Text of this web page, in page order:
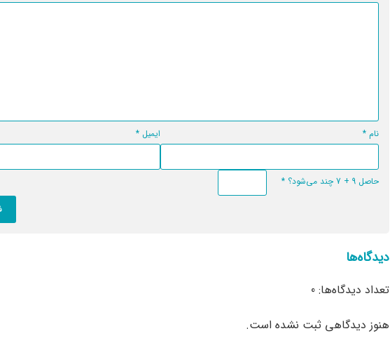
نام* ایمیل *
حاصل 9 + 7 چند می‌شود؟ *
دیدگاه‌ها
تعداد دیدگاه‌ها: 0
هنوز دیدگاهی ثبت نشده است.